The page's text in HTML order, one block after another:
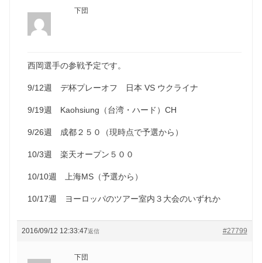
下団
西岡選手の参戦予定です。
9/12週 デ杯プレーオフ 日本 VS ウクライナ
9/19週 Kaohsiung（台湾・ハード）CH
9/26週 成都２５０（現時点で予選から）
10/3週 楽天オープン５００
10/10週 上海MS（予選から）
10/17週 ヨーロッパのツアー室内３大会のいずれか
2016/09/12 12:33:47 #27799
返信
下団